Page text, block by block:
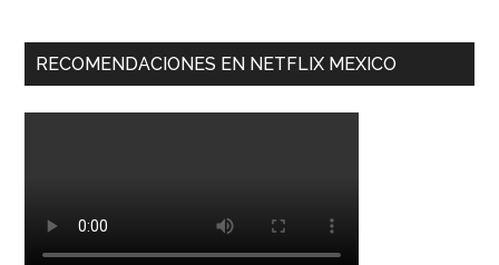
RECOMENDACIONES EN NETFLIX MEXICO